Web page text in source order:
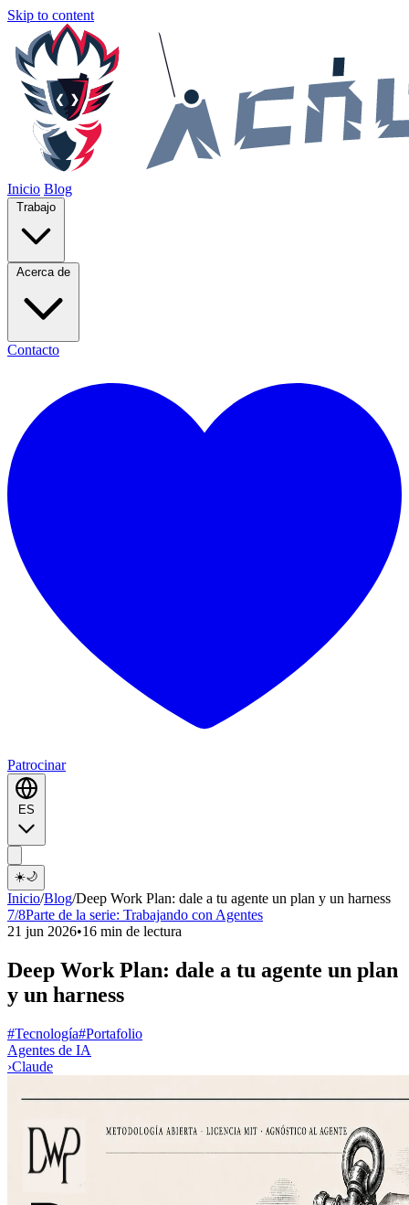
Skip to content
Inicio Blog
Contacto
Patrocinar
☀️🌙
Inicio/Blog/Deep Work Plan: dale a tu agente un plan y un harness
7/8Parte de la serie: Trabajando con Agentes
21 jun 2026•16 min de lectura
Deep Work Plan: dale a tu agente un plan
y un harness
#Tecnología#Portafolio
Agentes de IA
›Claude